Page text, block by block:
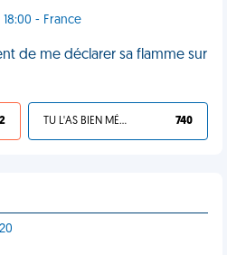
- France
de me déclarer sa flamme sur
TU L'AS BIEN MÉRITÉ 740